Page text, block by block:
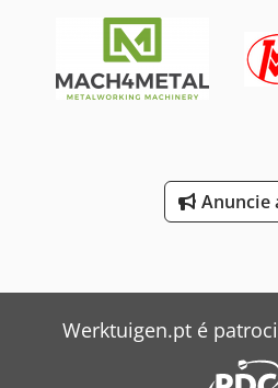
óleo hidráulico fechado -
Interruptor de fim de curso -
da serra - Dispositivo para
lâmina de serra nova Codpfx
Anuncie
Werktuigen.pt é